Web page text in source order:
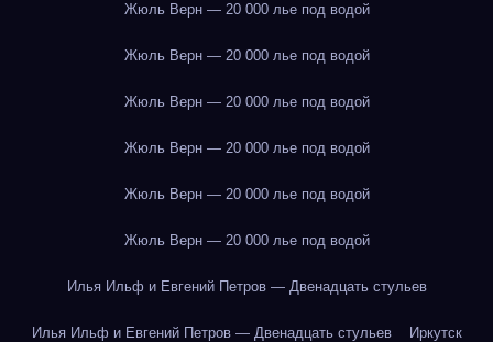
Жюль Верн — 20 000 лье под водой
Жюль Верн — 20 000 лье под водой
Жюль Верн — 20 000 лье под водой
Жюль Верн — 20 000 лье под водой
Жюль Верн — 20 000 лье под водой
Жюль Верн — 20 000 лье под водой
Илья Ильф и Евгений Петров — Двенадцать стульев
Илья Ильф и Евгений Петров — Двенадцать стульев Иркутск